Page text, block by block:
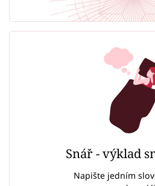
Snář - výklad
Napište jedním